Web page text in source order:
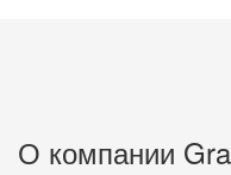
О компании